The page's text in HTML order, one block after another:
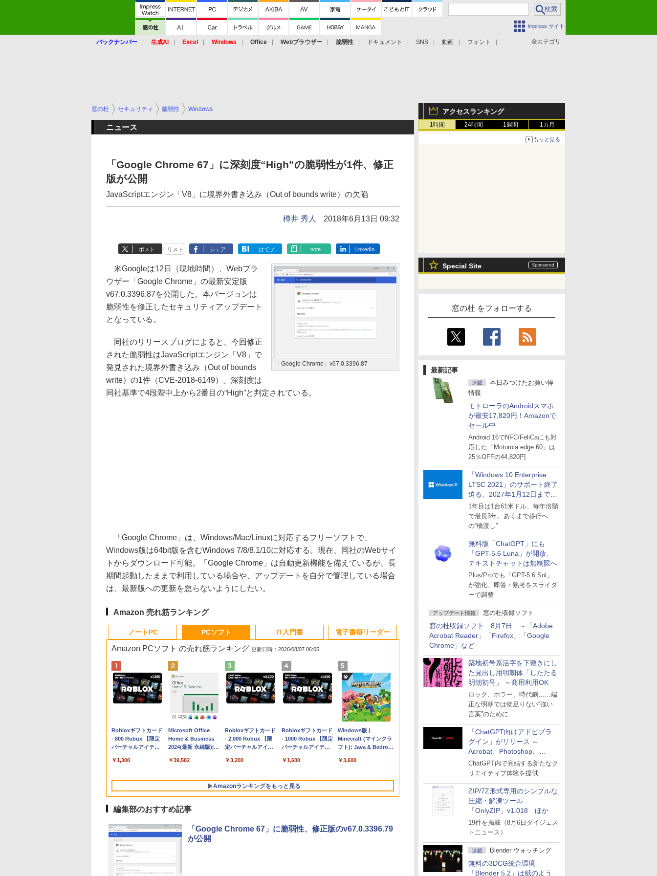
Impress サイト
全カテゴリ
バックナンバー 生成AI Excel Windows Office Webブラウザー 脆弱性 ドキュメント SNS 動画 フォント
アクセスランキング
1時間 24時間 1週間 1カ月
もっと見る
Special Site
窓の杜 をフォローする
最新記事
連載
本日みつけたお買い得
情報
モトローラのAndroidスマホ
が最安17,820円！Amazonで
セール中
Android 16でNFC/FeliCaにも対
応した「Motorola edge 60」は
25％OFFの44,820円
「Windows 10 Enterprise
LTSC 2021」のサポート終了
迫る、2027年1月12日まで
～ESUは9月1日から販売
1年目は1台61米ドル、毎年倍額
で最長3年。あくまで移行へ
の“橋渡し”
無料版「ChatGPT」にも
「GPT-5.6 Luna」が開放、
テキストチャットは無制限へ
Plus/Proでも「GPT-5.6 Sol」
が強化、即答・熟考をスライダ
ーで調整
アップデート情報 窓の杜収録ソフト
窓の杜収録ソフト 8月7日 ～「Adobe
Acrobat Reader」「Firefox」「Google
Chrome」など
築地初号系活字を下敷きにし
た見出し用明朝体「したたる
明朝初号」 ～商用利用OK
ロック、ホラー、時代劇……端
正な明朝では物足りない“強い
言葉”のために
「ChatGPT向けアドビプラ
グイン」がリリース ～
Acrobat、Photoshop、
Premiereなどの機能を1つの
プラグインに統合
ChatGPT内で完結する新たなク
リエイティブ体験を提供
ZIP/7Z形式専用のシンプルな
圧縮・解凍ツール
「OnlyZIP」v1.018 ほか
19件を掲載（8月6日ダイジェス
トニュース）
連載 Blender ウォッチング
無料の3DCG統合環境
「Blender 5.2」は紙のよう
窓の杜 セキュリティ 脆弱性 Windows
ニュース
「Google Chrome 67」に深刻度“High”の脆弱性が1件、修正
版が公開
JavaScriptエンジン「V8」に境界外書き込み（Out of bounds write）の欠陥
樽井 秀人 2018年6月13日 09:32
ポスト リスト シェア はてブ note LinkedIn
「Google Chrome」v67.0.3396.87
米Googleは12日（現地時間）、Webブラ
ウザー「Google Chrome」の最新安定版
v67.0.3396.87を公開した。本バージョンは
脆弱性を修正したセキュリティアップデート
となっている。
同社のリリースブログによると、今回修正
された脆弱性はJavaScriptエンジン「V8」で
発見された境界外書き込み（Out of bounds
write）の1件（CVE-2018-6149）。深刻度は
同社基準で4段階中上から2番目の“High”と判定されている。
「Google Chrome」は、Windows/Mac/Linuxに対応するフリーソフトで、
Windows版は64bit版を含むWindows 7/8/8.1/10に対応する。現在、同社のWebサイ
トからダウンロード可能。「Google Chrome」は自動更新機能を備えているが、長
期間起動したままで利用している場合や、アップデートを自分で管理している場合
は、最新版への更新を怠らないようにしたい。
Amazon 売れ筋ランキング
ノートPC
Apple 2026
MacBook Neo A18
Proチップ搭載13イ
AIとApple
Retinaディスプレ
512GB SSD、1080p
FaceTime HDカメ
ラ、Touch ID - イン
AppleCare+ for 13イ
ンチMacBook
Neo(A18 Pro)|ダウン
ロード版
￥162,598
tomtoc 360°保護
15.6 16インチ パソコ
ンケース Dell NEC
dynabook Lenovo
￥2,952
Apple 2026
MacBook Air M5チ
ップ搭載13インチノ
Apple Intelligence、
Retinaディスプレ
イ、24GBユニファイ
ドメモリ、1TB
イト + 3年延長
￥347,600
【Amazon.co.jp限
定】 HP ノートパソ
コン 15-fd 15.6イン
512GB SSD インテ
￥129,800
FMV ノートパソコン
WE1-K3 (MS 365
Personal/Copilotキー
型/Core i5/16GB/SSD
FMVWK3E15W_AZ
￥123,400
PCソフト
Amazon PCソフト の売れ筋ランキング 更新日時：2026/08/07 06:05
Robloxギフトカード
- 800 Robux 【限定
バーチャルアイテム
ンゲームコード】 ロ
インコード版
￥1,300
Microsoft Office
Home & Business
2024(最新 永続版)|オ
版|Windows11、
￥39,582
Robloxギフトカード
- 2,000 Robux 【限
定バーチャルアイテ
インゲームコード】
ラインコード版
￥3,200
Robloxギフトカード
- 1000 Robux 【限定
バーチャルアイテム
ンゲームコード】 ロ
ンコード版
￥1,600
Windows版 |
Minecraft (マインクラ
フト): Java & Bedrock
ード版
￥3,600
Amazonランキングをもっと見る
IT入門書 電子書籍リーダー
編集部のおすすめ記事
「Google Chrome 67」に脆弱性、修正版のv67.0.3396.79
が公開